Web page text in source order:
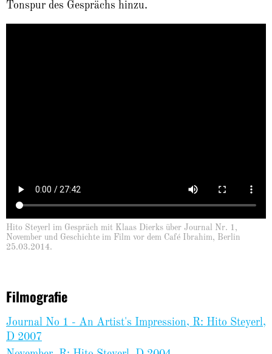
Tonspur des Gesprächs hinzu.
Hito Steyerl im Gespräch mit Klaas Dierks über Journal Nr. 1,
November und Geschichte im Film vor dem Café Ibrahim, Berlin
25.03.2014.
Filmografie
Journal No 1 - An Artist's Impression, R: Hito Steyerl,
D 2007